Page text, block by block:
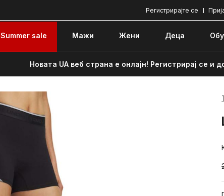
Регистрирајте се
Summer sale Мажи Жени Децa
Новата UA веб страна е онлајн! Регистрирај се и